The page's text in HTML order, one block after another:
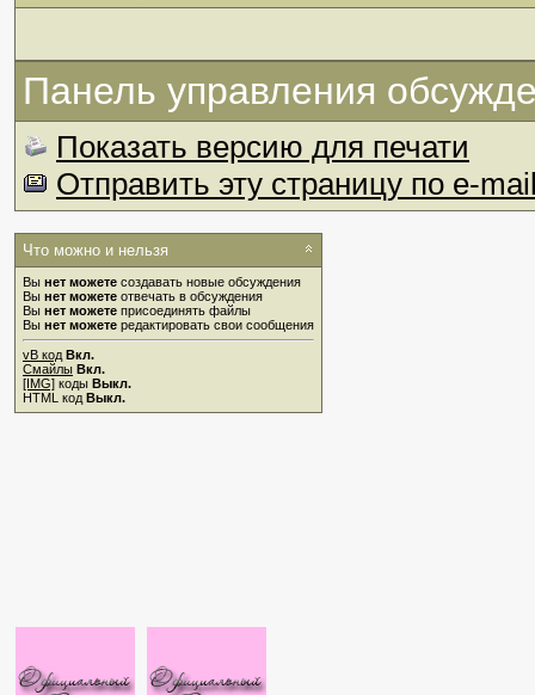
Панель управления
Показать версию для печати
Отправить эту страницу по e-
Что можно и нельзя
Вы нет можете создавать новые обсуждения
Вы нет можете отвечать в обсуждения
Вы нет можете присоединять файлы
Вы нет можете редактировать свои сообщения
vB код Вкл.
Смайлы Вкл.
[IMG] коды Выкл.
HTML код Выкл.